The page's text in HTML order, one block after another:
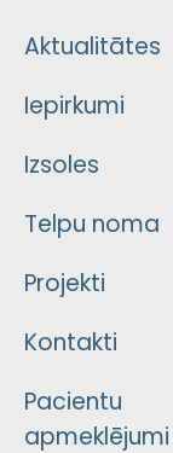
Aktualitātes
Iepirkumi
Izsoles
Telpu noma
Projekti
Kontakti
Pacientu
apmeklējumi